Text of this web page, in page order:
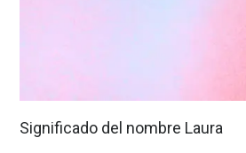
Significado del nombre Laura